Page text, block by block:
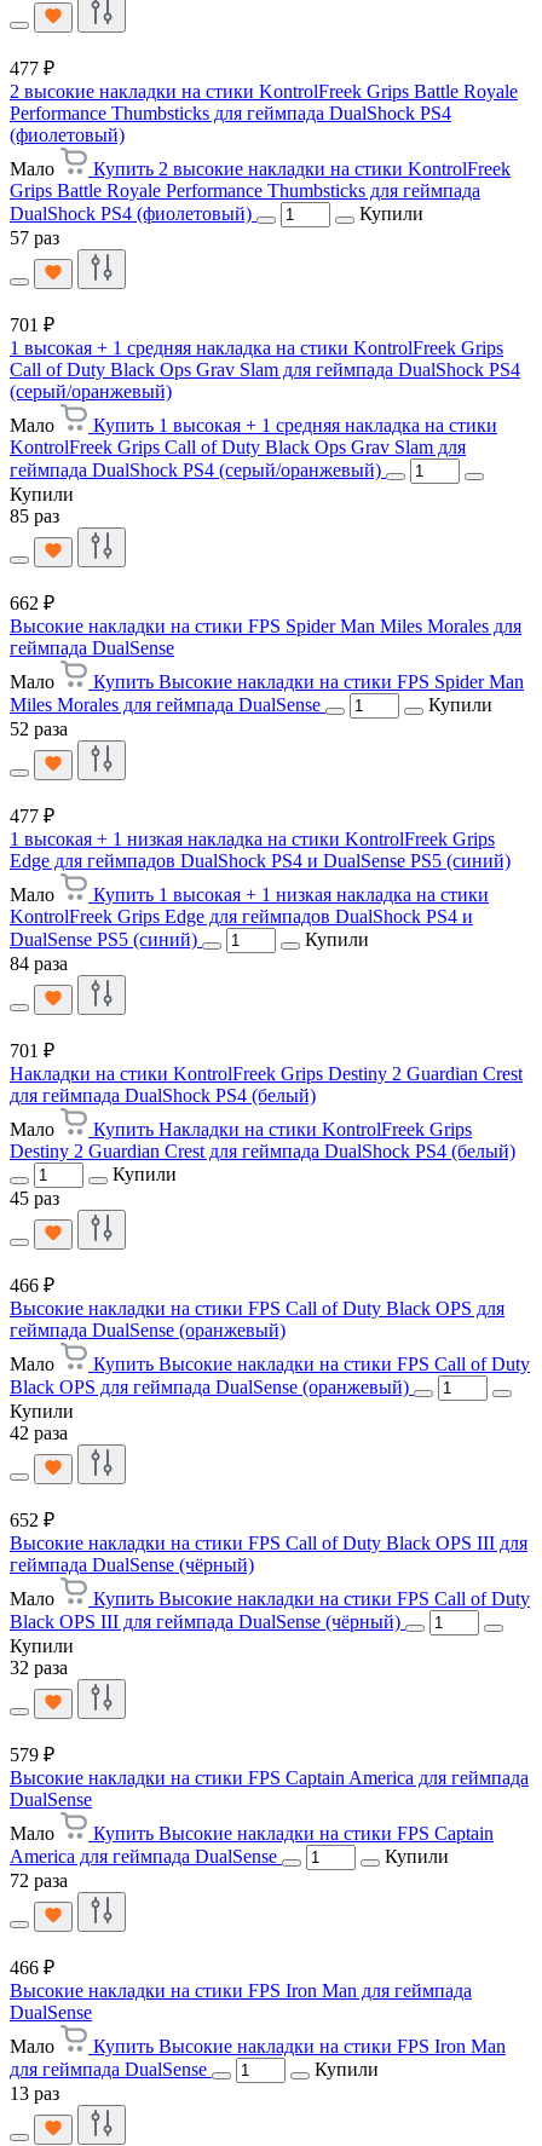
477 ₽
2 высокие накладки на стики KontrolFreek Grips Battle Royale
Performance Thumbsticks для геймпада DualShock PS4
(фиолетовый)
Мало
Купить 2 высокие накладки на стики KontrolFreek
Grips Battle Royale Performance Thumbsticks для геймпада
DualShock PS4 (фиолетовый)
Купили
57 раз
701 ₽
1 высокая + 1 средняя накладка на стики KontrolFreek Grips
Call of Duty Black Ops Grav Slam для геймпада DualShock PS4
(серый/оранжевый)
Мало
Купить 1 высокая + 1 средняя накладка на стики
KontrolFreek Grips Call of Duty Black Ops Grav Slam для
геймпада DualShock PS4 (серый/оранжевый)
Купили
85 раз
662 ₽
Высокие накладки на стики FPS Spider Man Miles Morales для
геймпада DualSense
Мало
Купить Высокие накладки на стики FPS Spider Man
Miles Morales для геймпада DualSense
Купили
52 раза
477 ₽
1 высокая + 1 низкая накладка на стики KontrolFreek Grips
Edge для геймпадов DualShock PS4 и DualSense PS5 (синий)
Мало
Купить 1 высокая + 1 низкая накладка на стики
KontrolFreek Grips Edge для геймпадов DualShock PS4 и
DualSense PS5 (синий)
Купили
84 раза
701 ₽
Накладки на стики KontrolFreek Grips Destiny 2 Guardian Crest
для геймпада DualShock PS4 (белый)
Мало
Купить Накладки на стики KontrolFreek Grips
Destiny 2 Guardian Crest для геймпада DualShock PS4 (белый)
Купили
45 раз
466 ₽
Высокие накладки на стики FPS Call of Duty Black OPS для
геймпада DualSense (оранжевый)
Мало
Купить Высокие накладки на стики FPS Call of Duty
Black OPS для геймпада DualSense (оранжевый)
Купили
42 раза
652 ₽
Высокие накладки на стики FPS Call of Duty Black OPS III для
геймпада DualSense (чёрный)
Мало
Купить Высокие накладки на стики FPS Call of Duty
Black OPS III для геймпада DualSense (чёрный)
Купили
32 раза
579 ₽
Высокие накладки на стики FPS Captain America для геймпада
DualSense
Мало
Купить Высокие накладки на стики FPS Captain
America для геймпада DualSense
Купили
72 раза
466 ₽
Высокие накладки на стики FPS Iron Man для геймпада
DualSense
Мало
Купить Высокие накладки на стики FPS Iron Man
для геймпада DualSense
Купили
13 раз